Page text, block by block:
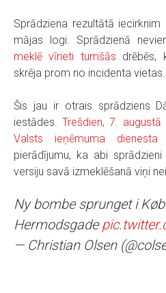
Sprādziena rezultātā
mājas logi. Sprādzienā
meklē vīrieti tumšās drēbēs,
skrēja prom no incidenta vietas.
Šis jau ir otrais sprādziens
iestādes. Trešdien, 7.
Valsts ieņēmuma dienesta
pierādījumu, ka abi
versiju savā izmeklēšanā viņi
Ny bombe sprunget i
Hermodsgade
— Christian Olsen